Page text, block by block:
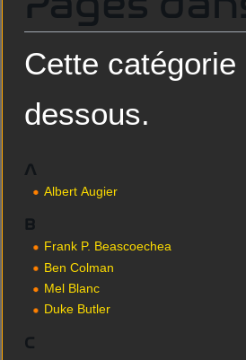
Cette
dessous.
A
Albert Augier
B
Frank P. Beascoechea
Ben Colman
Mel Blanc
Duke Butler
C